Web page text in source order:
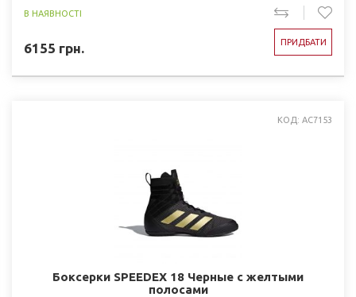
В НАЯВНОСТІ
6155 грн. ПРИДБАТИ
КОД: AC7153
Боксерки SPEEDEX 18 Черные с желтыми
полосами